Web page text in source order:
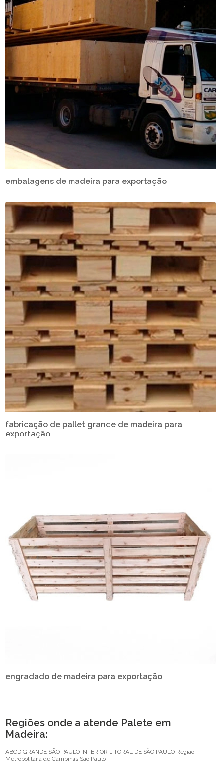
embalagens de madeira para exportação
fabricação de pallet grande de madeira para
exportação
engradado de madeira para exportação
Regiões onde a atende Palete em
Madeira:
ABCD GRANDE SÃO PAULO INTERIOR LITORAL DE SÃO PAULO Região
Metropolitana de Campinas São Paulo